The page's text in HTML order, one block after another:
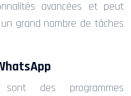
avancées et peut
grand nombre de tâches
des programmes